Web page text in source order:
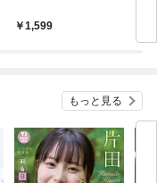
1,599
もっと見る